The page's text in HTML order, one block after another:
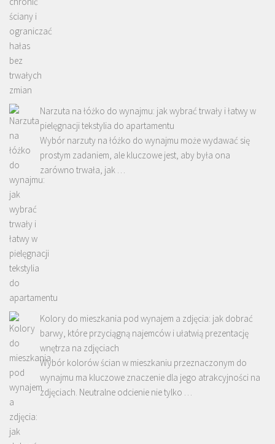
Narzuta na łóżko do wynajmu: jak wybrać trwały i łatwy w
pielęgnacji tekstylia do apartamentu
Wybór narzuty na łóżko do wynajmu może wydawać się
prostym zadaniem, ale kluczowe jest, aby była ona
zarówno trwała, jak …
Kolory do mieszkania pod wynajem a zdjęcia: jak dobrać
barwy, które przyciągną najemców i ułatwią prezentację
wnętrza na zdjęciach
Wybór kolorów ścian w mieszkaniu przeznaczonym do
wynajmu ma kluczowe znaczenie dla jego atrakcyjności na
zdjęciach. Neutralne odcienie nie tylko …